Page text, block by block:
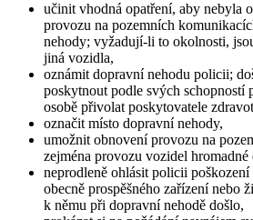
učinit vhodná opatření, aby nebyla
provozu na pozemních
nehody; vyžadují-li to okolnosti,
jiná vozidla,
oznámit dopravní nehodu policii;
poskytnout podle svých schopností
osobě přivolat poskytovatele
označit místo dopravní nehody,
umožnit obnovení provozu na
zejména provozu vozidel hromadné
neprodleně ohlásit policii
obecně prospěšného zařízení nebo
k němu při dopravní nehodě došlo,